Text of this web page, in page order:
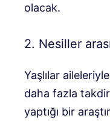
olacak.
2. Nesiller
Yaşlılar
daha fazla
yaptığı bir